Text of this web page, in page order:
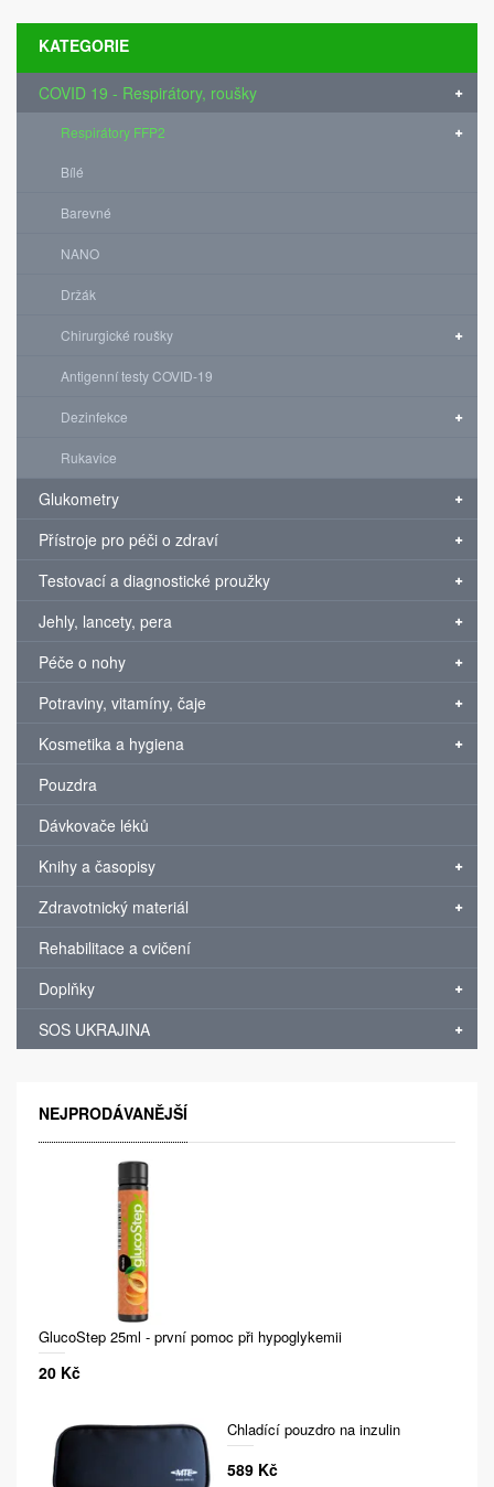
KATEGORIE
COVID 19 - Respirátory, roušky
Respirátory FFP2
Bílé
Barevné
NANO
Držák
Chirurgické roušky
Antigenní testy COVID-19
Dezinfekce
Rukavice
Glukometry
Přístroje pro péči o zdraví
Testovací a diagnostické proužky
Jehly, lancety, pera
Péče o nohy
Potraviny, vitamíny, čaje
Kosmetika a hygiena
Pouzdra
Dávkovače léků
Knihy a časopisy
Zdravotnický materiál
Rehabilitace a cvičení
Doplňky
SOS UKRAJINA
NEJPRODÁVANĚJŠÍ
GlucoStep 25ml - první pomoc při hypoglykemii
20 Kč
Chladící pouzdro na inzulin
589 Kč